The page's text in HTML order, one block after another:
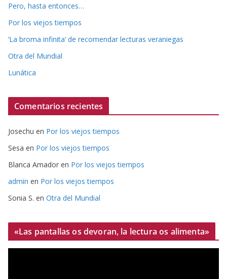
Pero, hasta entonces…
Por los viejos tiempos
‘La broma infinita’ de recomendar lecturas veraniegas
Otra del Mundial
Lunática
Comentarios recientes
Josechu en Por los viejos tiempos
Sesa en Por los viejos tiempos
Blanca Amador en Por los viejos tiempos
admin en Por los viejos tiempos
Sonia S. en Otra del Mundial
«Las pantallas os devoran, la lectura os alimenta»